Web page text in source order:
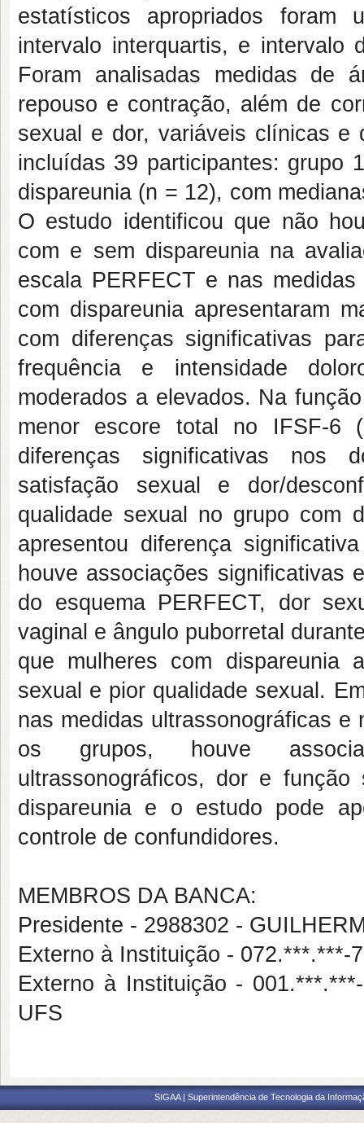
estatísticos apropriados foram
intervalo interquartis, e intervalo
Foram analisadas medidas de
repouso e contração, além de
sexual e dor, variáveis clínicas e
incluídas 39 participantes: grupo
dispareunia (n = 12), com
O estudo identificou que não
com e sem dispareunia na
escala PERFECT e nas
com dispareunia apresentaram
com diferenças significativas
frequência e intensidade
moderados a elevados. Na
menor escore total no IFSF-6
diferenças significativas nos
satisfação sexual e dor/
qualidade sexual no grupo com
apresentou diferença
houve associações significativas
do esquema PERFECT, dor
vaginal e ângulo puborretal
que mulheres com dispareunia
sexual e pior qualidade sexual.
nas medidas ultrassonográficas
os grupos, houve
ultrassonográficos, dor e
dispareunia e o estudo pode
controle de confundidores.
MEMBROS DA BANCA:
Presidente - 2988302 -
Externo à Instituição - 072.***.***-
Externo à Instituição -
UFS
SIGAA | Superintendência de Tecnologia da